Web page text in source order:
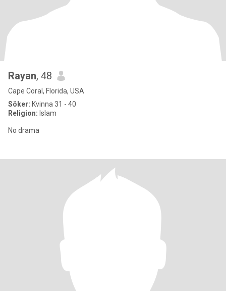
Rayan, 48
Cape Coral, Florida, USA
Söker: Kvinna 31 - 40
Religion: Islam
No drama